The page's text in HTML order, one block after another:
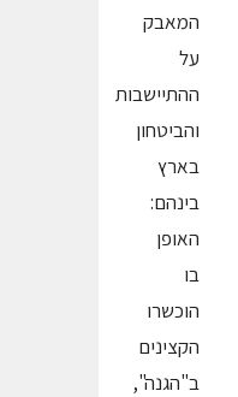
המאבק
על
ההתיישבות
והביטחון
בארץ
בינהם:
האופן
בו
הוכשרו
הקצינים
ב"הגנה",